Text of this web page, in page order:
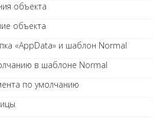
объекта
объекта
«AppData» и шаблон Normal
в шаблоне Normal
по умолчанию